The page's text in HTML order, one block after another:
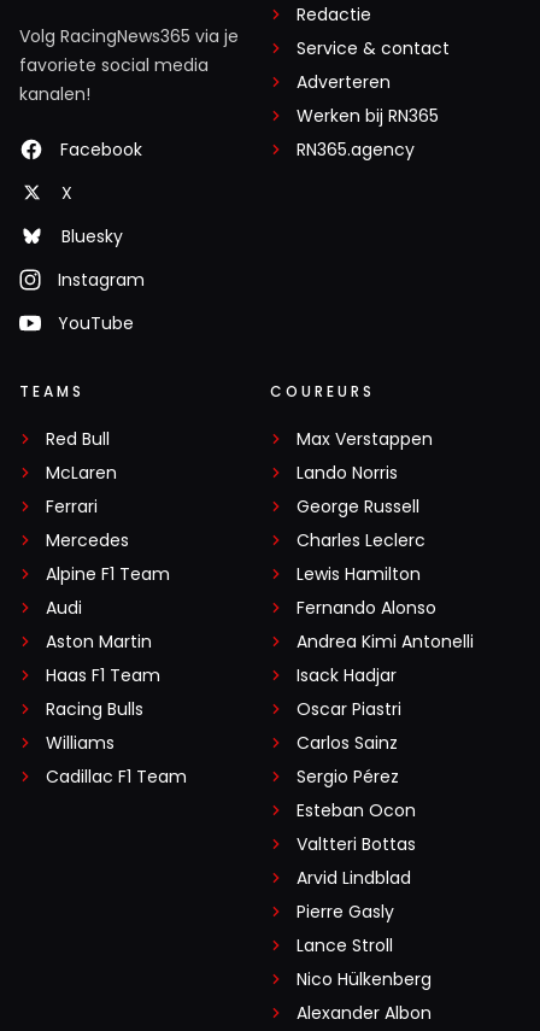
Volg RacingNews365 via je
favoriete social media
kanalen!
Facebook
X
Bluesky
Instagram
YouTube
Redactie
Service & contact
Adverteren
Werken bij RN365
RN365.agency
TEAMS
Red Bull
McLaren
Ferrari
Mercedes
Alpine F1 Team
Audi
Aston Martin
Haas F1 Team
Racing Bulls
Williams
Cadillac F1 Team
COUREURS
Max Verstappen
Lando Norris
George Russell
Charles Leclerc
Lewis Hamilton
Fernando Alonso
Andrea Kimi Antonelli
Isack Hadjar
Oscar Piastri
Carlos Sainz
Sergio Pérez
Esteban Ocon
Valtteri Bottas
Arvid Lindblad
Pierre Gasly
Lance Stroll
Nico Hülkenberg
Alexander Albon